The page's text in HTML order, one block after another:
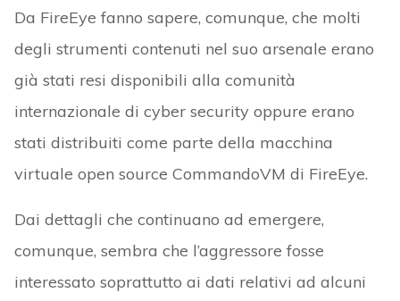
Da FireEye fanno sapere, comunque, che molti
degli strumenti contenuti nel suo arsenale erano
già stati resi disponibili alla comunità
internazionale di cyber security oppure erano
stati distribuiti come parte della macchina
virtuale open source CommandoVM di FireEye.
Dai dettagli che continuano ad emergere,
comunque, sembra che l’aggressore fosse
interessato soprattutto ai dati relativi ad alcuni